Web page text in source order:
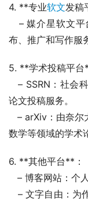
4. **专业软文发稿
布、推广和写作服
5. **学术投稿平台
   – SSRN：社会科学研究网络，提供多个学科领域的学术
论文投稿服务。
数学等领域的学术
6. **其他平台**：
– 博客网站：